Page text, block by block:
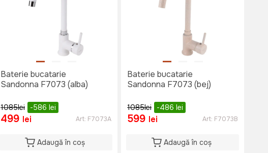
Baterie bucatarie
Sandonna F7073 (alba)
1085lei -586 lei
499 lei Art: F7073A
Adaugă în coș
Baterie bucatarie
Sandonna F7073 (bej)
1085lei -486 lei
599 lei Art: F7073B
Adaugă în coș